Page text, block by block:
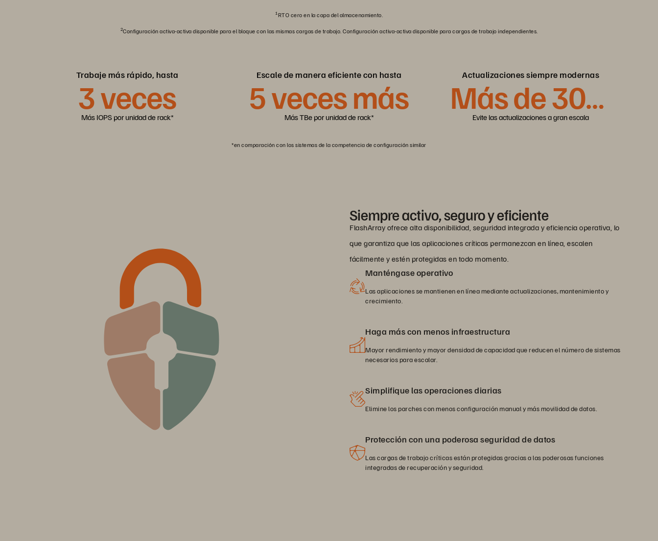
1RTO cero en la capa del almacenamiento.
2Configuración activa-activa disponible para el bloque con las mismas cargas de trabajo. Configuración activa-activa disponible para cargas de trabajo independientes.
Trabaje más rápido, hasta
3veces
Más IOPS por unidad de rack*
Escale de manera eficiente con hasta
5veces más
Más TBe por unidad de rack*
Actualizaciones siempre modernas
Más de30
mil
Evite las actualizaciones a gran escala
*en comparación con los sistemas de la competencia de configuración similar
Siempre activo, seguro y eficiente
FlashArray ofrece alta disponibilidad, seguridad integrada y eficiencia operativa, lo
que garantiza que las aplicaciones críticas permanezcan en línea, escalen
fácilmente y estén protegidas en todo momento.
Manténgase operativo
Las aplicaciones se mantienen en línea mediante actualizaciones, mantenimiento y
crecimiento.
Haga más con menos infraestructura
Mayor rendimiento y mayor densidad de capacidad que reducen el número de sistemas
necesarios para escalar.
Simplifique las operaciones diarias
Elimine los parches con menos configuración manual y más movilidad de datos.
Protección con una poderosa seguridad de datos
Las cargas de trabajo críticas están protegidas gracias a las poderosas funciones
integradas de recuperación y seguridad.